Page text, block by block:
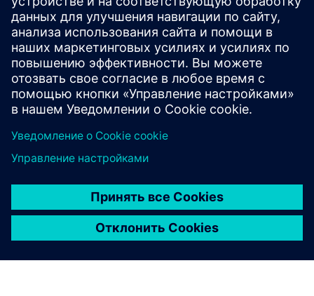
эффективно мы его финансируем. Мы гордимся тем,
что помогаем возглавлять этот переход. С опытной и
увлечённой командой мы остаёмся привержены
обеспечению технологий и инфраструктуры, которые
делают достижение нулевого уровня выбросов не
просто возможным, а неизбежным.